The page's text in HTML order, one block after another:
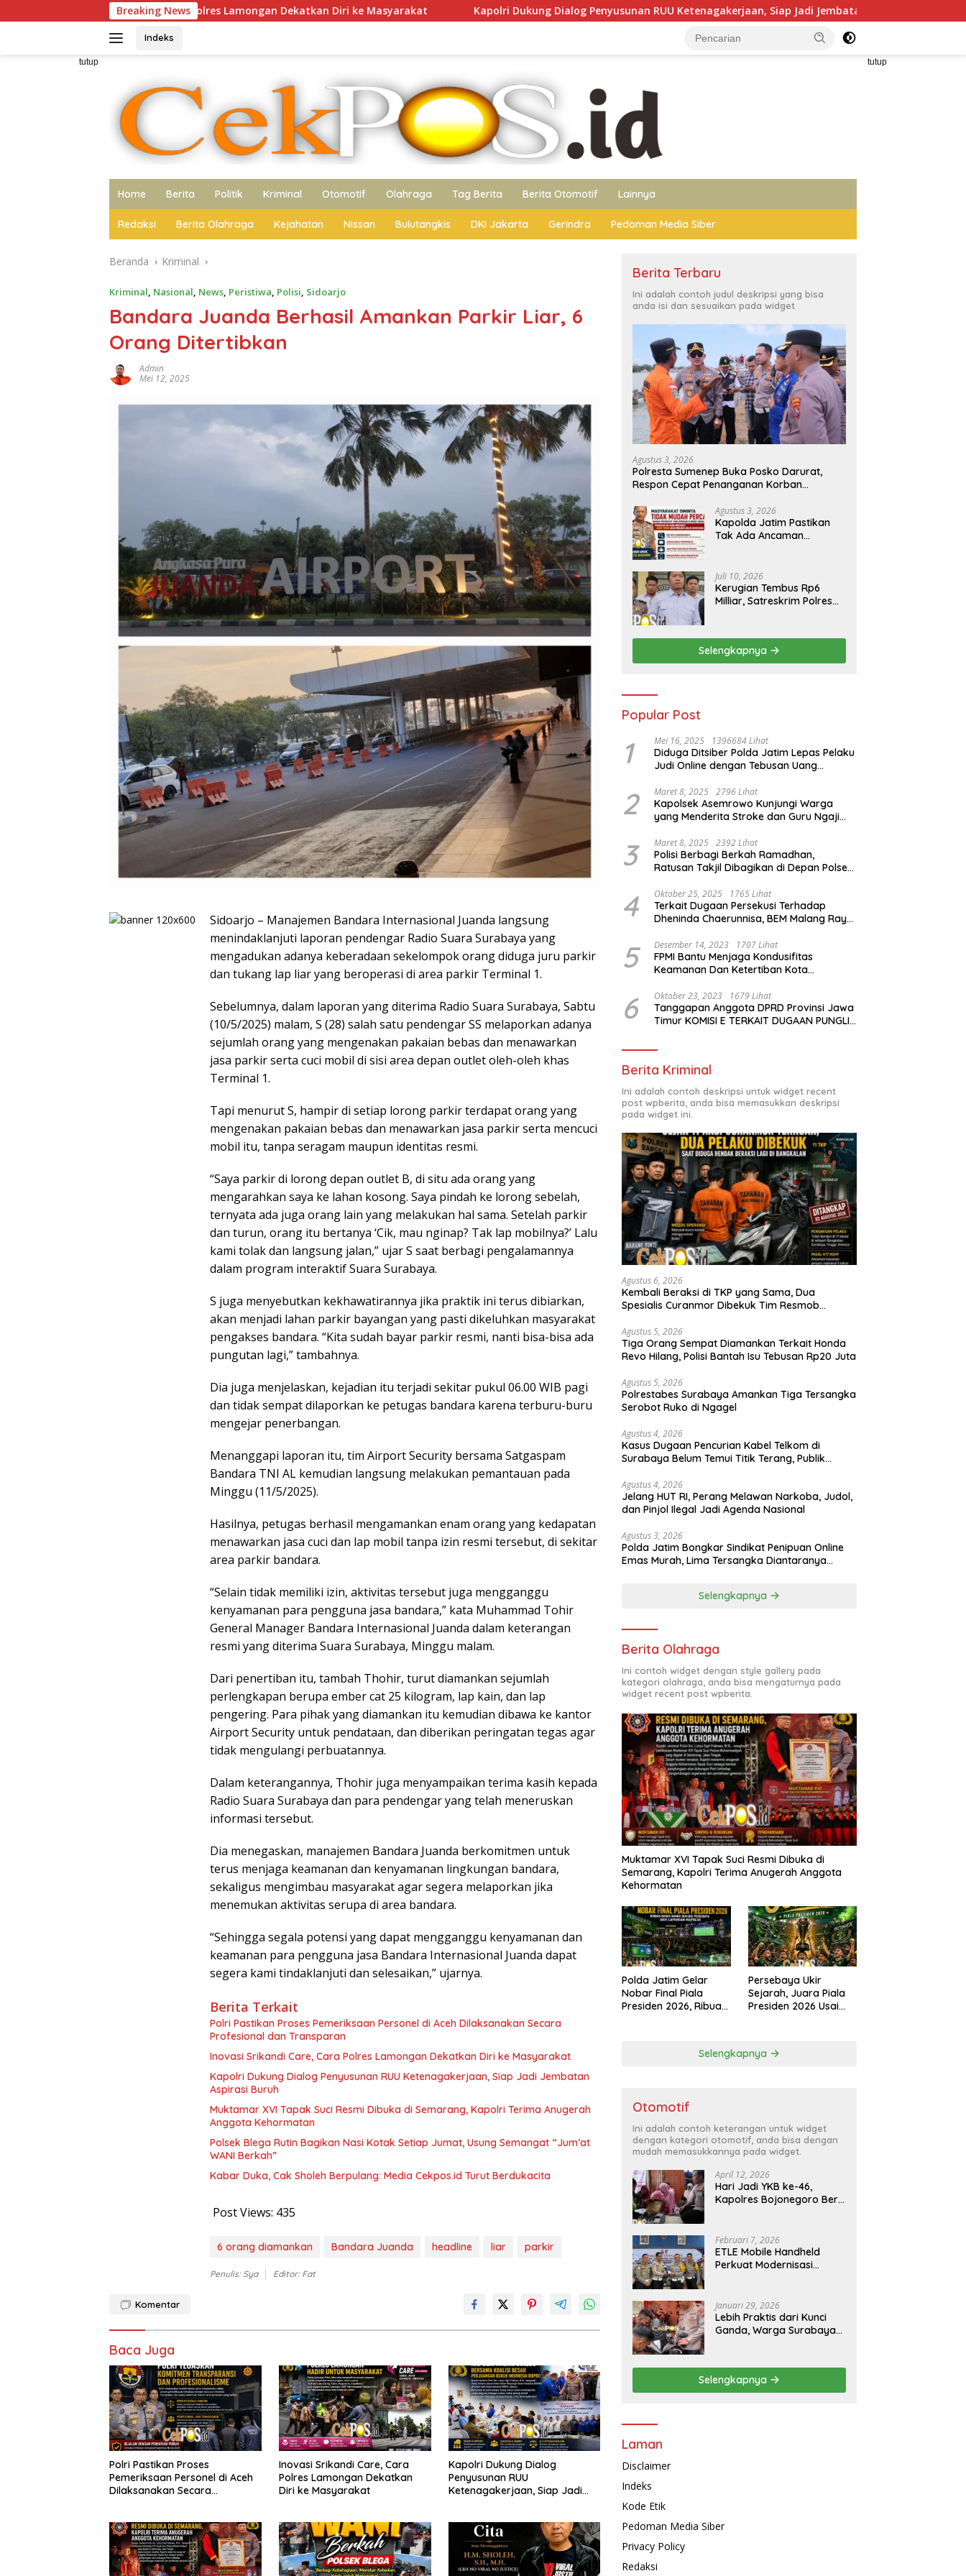
ke
Breaking News
Care, Cara Polres Lamongan Dekatkan Diri ke Masyarakat Kapolri Dukung Dialog Penyusunan RUU Ketenagakerjaan, Siap Jadi Jembatan Aspirasi Buruh
Indeks
tutup tutup
Home Berita Politik Kriminal Otomotif Olahraga Tag Berita Berita Otomotif Lainnya
Redaksi Berita Olahraga Kejahatan Nissan Bulutangkis DKI Jakarta Gerindra Pedoman Media Siber
Beranda Kriminal
Kriminal, Nasional, News, Peristiwa, Polisi, Sidoarjo
Bandara Juanda Berhasil Amankan Parkir Liar, 6
Orang Ditertibkan
Admin
Mei 12, 2025
Sidoarjo – Manajemen Bandara Internasional Juanda langsung
menindaklanjuti laporan pendengar Radio Suara Surabaya yang
mengadukan adanya keberadaan sekelompok orang diduga juru parkir
dan tukang lap liar yang beroperasi di area parkir Terminal 1.
Sebelumnya, dalam laporan yang diterima Radio Suara Surabaya, Sabtu
(10/5/2025) malam, S (28) salah satu pendengar SS melaporkan adanya
sejumlah orang yang mengenakan pakaian bebas dan menawarkan
jasa parkir serta cuci mobil di sisi area depan outlet oleh-oleh khas
Terminal 1.
Tapi menurut S, hampir di setiap lorong parkir terdapat orang yang
mengenakan pakaian bebas dan menawarkan jasa parkir serta mencuci
mobil itu, tanpa seragam maupun identitas resmi.
“Saya parkir di lorong depan outlet B, di situ ada orang yang
mengarahkan saya ke lahan kosong. Saya pindah ke lorong sebelah,
ternyata ada juga orang lain yang melakukan hal sama. Setelah parkir
dan turun, orang itu bertanya ‘Cik, mau nginap? Tak lap mobilnya?’ Lalu
kami tolak dan langsung jalan,” ujar S saat berbagi pengalamannya
dalam program interaktif Suara Surabaya.
S juga menyebutkan kekhawatirannya jika praktik ini terus dibiarkan,
akan menjadi lahan parkir bayangan yang pasti dikeluhkan masyarakat
pengakses bandara. “Kita sudah bayar parkir resmi, nanti bisa-bisa ada
pungutan lagi,” tambahnya.
Dia juga menjelaskan, kejadian itu terjadi sekitar pukul 06.00 WIB pagi
dan tidak sempat dilaporkan ke petugas bandara karena terburu-buru
mengejar penerbangan.
Menanggapi laporan itu, tim Airport Security bersama Satgaspam
Bandara TNI AL kemudian langsung melakukan pemantauan pada
Minggu (11/5/2025).
Hasilnya, petugas berhasil mengamankan enam orang yang kedapatan
menawarkan jasa cuci dan lap mobil tanpa izin resmi tersebut, di sekitar
area parkir bandara.
“Selain tidak memiliki izin, aktivitas tersebut juga mengganggu
kenyamanan para pengguna jasa bandara,” kata Muhammad Tohir
General Manager Bandara Internasional Juanda dalam keterangan
resmi yang diterima Suara Surabaya, Minggu malam.
Dari penertiban itu, tambah Thohir, turut diamankan sejumlah
perlengkapan berupa ember cat 25 kilogram, lap kain, dan lap
pengering. Para pihak yang diamankan itu kemudian dibawa ke kantor
Airport Security untuk pendataan, dan diberikan peringatan tegas agar
tidak mengulangi perbuatannya.
Dalam keterangannya, Thohir juga menyampaikan terima kasih kepada
Radio Suara Surabaya dan para pendengar yang telah meneruskan
informasi tersebut.
Dia menegaskan, manajemen Bandara Juanda berkomitmen untuk
terus menjaga keamanan dan kenyamanan lingkungan bandara,
sekaligus mengimbau masyarakat agar segera melaporkan jika
menemukan aktivitas serupa di area bandara.
“Sehingga segala potensi yang dapat mengganggu kenyamanan dan
keamanan para pengguna jasa Bandara Internasional Juanda dapat
segera kami tindaklanjuti dan selesaikan,” ujarnya.
Berita Terkait
Polri Pastikan Proses Pemeriksaan Personel di Aceh Dilaksanakan Secara
Profesional dan Transparan
Inovasi Srikandi Care, Cara Polres Lamongan Dekatkan Diri ke Masyarakat
Kapolri Dukung Dialog Penyusunan RUU Ketenagakerjaan, Siap Jadi Jembatan
Aspirasi Buruh
Muktamar XVI Tapak Suci Resmi Dibuka di Semarang, Kapolri Terima Anugerah
Anggota Kehormatan
Polsek Blega Rutin Bagikan Nasi Kotak Setiap Jumat, Usung Semangat “Jum’at
WANI Berkah”
Kabar Duka, Cak Sholeh Berpulang: Media Cekpos.id Turut Berdukacita
Post Views: 435
6 orang diamankan Bandara Juanda headline liar parkir
Penulis: Sya Editor: Fat
Komentar
Baca Juga
Polri Pastikan Proses
Pemeriksaan Personel di Aceh
Dilaksanakan Secara
Inovasi Srikandi Care, Cara
Polres Lamongan Dekatkan
Diri ke Masyarakat
Kapolri Dukung Dialog
Penyusunan RUU
Ketenagakerjaan, Siap Jadi
Berita Terbaru
Ini adalah contoh judul deskripsi yang bisa
anda isi dan sesuaikan pada widget
Agustus 3, 2026
Polresta Sumenep Buka Posko Darurat,
Respon Cepat Penanganan Korban
Agustus 3, 2026
Kapolda Jatim Pastikan
Tak Ada Ancaman
Percaya Hoaks
Juli 10, 2026
Kerugian Tembus Rp6
Milliar, Satreskrim Polres
Arisan Bodong
Selengkapnya
Popular Post
1 Mei 16, 2025 1396684 Lihat
Diduga Ditsiber Polda Jatim Lepas Pelaku
Judi Online dengan Tebusan Uang
2 Maret 8, 2025 2796 Lihat
Kapolsek Asemrowo Kunjungi Warga
yang Menderita Stroke dan Guru Ngaji
3 Maret 8, 2025 2392 Lihat
Polisi Berbagi Berkah Ramadhan,
Ratusan Takjil Dibagikan di Depan Polsek
4 Oktober 25, 2025 1765 Lihat
Terkait Dugaan Persekusi Terhadap
Dheninda Chaerunnisa, BEM Malang Raya
5 Desember 14, 2023 1707 Lihat
FPMI Bantu Menjaga Kondusifitas
Keamanan Dan Ketertiban Kota
6 Oktober 23, 2023 1679 Lihat
Tanggapan Anggota DPRD Provinsi Jawa
Timur KOMISI E TERKAIT DUGAAN PUNGLI
Berita Kriminal
Ini adalah contoh deskripsi untuk widget recent
post wpberita, anda bisa memasukkan deskripsi
pada widget ini.
Agustus 6, 2026
Kembali Beraksi di TKP yang Sama, Dua
Spesialis Curanmor Dibekuk Tim Resmob
Agustus 5, 2026
Tiga Orang Sempat Diamankan Terkait Honda
Revo Hilang, Polisi Bantah Isu Tebusan Rp20 Juta
Agustus 5, 2026
Polrestabes Surabaya Amankan Tiga Tersangka
Serobot Ruko di Ngagel
Agustus 4, 2026
Kasus Dugaan Pencurian Kabel Telkom di
Surabaya Belum Temui Titik Terang, Publik
Agustus 4, 2026
Jelang HUT RI, Perang Melawan Narkoba, Judol,
dan Pinjol Ilegal Jadi Agenda Nasional
Agustus 3, 2026
Polda Jatim Bongkar Sindikat Penipuan Online
Emas Murah, Lima Tersangka Diantaranya
Selengkapnya
Berita Olahraga
Ini contoh widget dengan style gallery pada
kategori olahraga, anda bisa mengaturnya pada
widget recent post wpberita.
Muktamar XVI Tapak Suci Resmi Dibuka di
Semarang, Kapolri Terima Anugerah Anggota
Kehormatan
Polda Jatim Gelar
Nobar Final Piala
Presiden 2026, Ribuan
Persebaya Ukir
Sejarah, Juara Piala
Presiden 2026 Usai
Selengkapnya
Otomotif
Ini adalah contoh keterangan untuk widget
dengan kategori otomotif, anda bisa dengan
mudah memasukkannya pada widget.
April 12, 2026
Hari Jadi YKB ke-46,
Kapolres Bojonegoro Beri
Februari 7, 2026
ETLE Mobile Handheld
Perkuat Modernisasi
Januari 29, 2026
Lebih Praktis dari Kunci
Ganda, Warga Surabaya
Polrestabes Surabaya
Selengkapnya
Laman
Disclaimer
Indeks
Kode Etik
Pedoman Media Siber
Privacy Policy
Redaksi